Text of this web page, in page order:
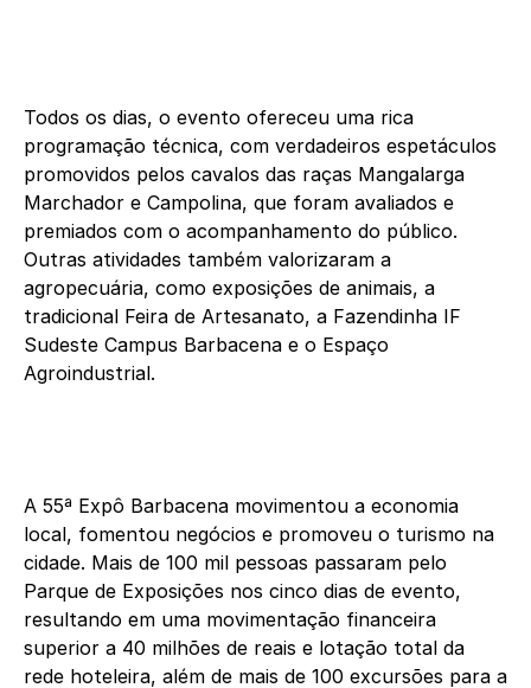
Todos os dias, o evento ofereceu uma rica
programação técnica, com verdadeiros espetáculos
promovidos pelos cavalos das raças Mangalarga
Marchador e Campolina, que foram avaliados e
premiados com o acompanhamento do público.
Outras atividades também valorizaram a
agropecuária, como exposições de animais, a
tradicional Feira de Artesanato, a Fazendinha IF
Sudeste Campus Barbacena e o Espaço
Agroindustrial.
A 55ª Expô Barbacena movimentou a economia
local, fomentou negócios e promoveu o turismo na
cidade. Mais de 100 mil pessoas passaram pelo
Parque de Exposições nos cinco dias de evento,
resultando em uma movimentação financeira
superior a 40 milhões de reais e lotação total da
rede hoteleira, além de mais de 100 excursões para a